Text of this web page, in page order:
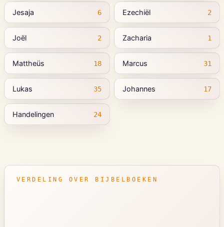
Jesaja 6 Ezechiël 2
Joël 2 Zacharia 1
Mattheüs 18 Marcus 31
Lukas 35 Johannes 17
Handelingen 24
VERDELING OVER BIJBELBOEKEN